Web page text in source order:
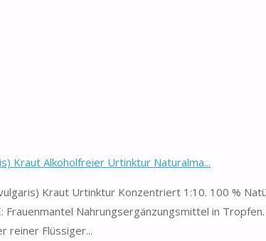
Kraut Alkoholfreier Urtinktur Naturalma...
Kraut Urtinktur Konzentriert 1:10. 100 %
Frauenmantel Nahrungsergänzungsmittel in
reiner Flüssiger...